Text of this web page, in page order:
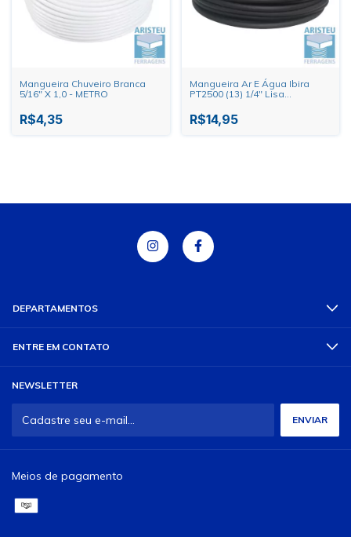
Mangueira Chuveiro Branca
5/16" X 1,0 - METRO
R$4,35
Mangueira Ar E Água Ibira
PT2500 (13) 1/4" Lisa
R$14,95
DEPARTAMENTOS
ENTRE EM CONTATO
NEWSLETTER
Meios de pagamento